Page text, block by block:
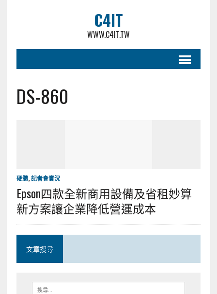
C4IT
WWW.C4IT.TW
DS-860
硬體, 記者會實況
Epson四款全新商用設備及省租妙算
新方案讓企業降低營運成本
文章搜尋